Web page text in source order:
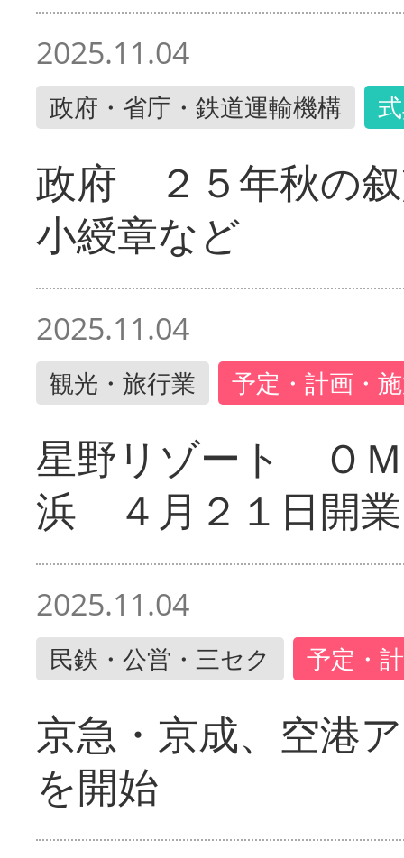
2025.11.04
政府・省庁・鉄道運輸機構
政府 ２５年秋の
小綬章など
2025.11.04
観光・旅行業 予定・計画・
星野リゾート Ｏ
浜 ４月２１日開業
2025.11.04
民鉄・公営・三セク 予定・
京急・京成、空港
を開始